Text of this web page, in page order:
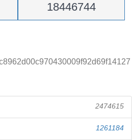
18446744
2474615
1261184